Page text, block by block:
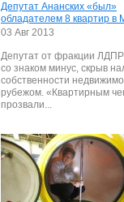
Депутат Ананских «был»
обладателем 8 квартир в
03 Авг 2013
Депутат от фракции
со знаком минус, скрыв
собственности
рубежом. «Квартирным
прозвали...